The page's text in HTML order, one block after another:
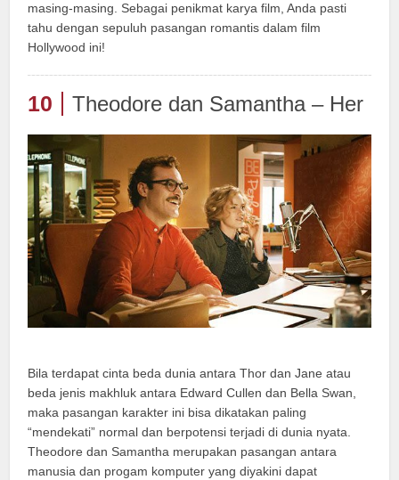
masing-masing. Sebagai penikmat karya film, Anda pasti
tahu dengan sepuluh pasangan romantis dalam film
Hollywood ini!
10 Theodore dan Samantha – Her
Bila terdapat cinta beda dunia antara Thor dan Jane atau
beda jenis makhluk antara Edward Cullen dan Bella Swan,
maka pasangan karakter ini bisa dikatakan paling
“mendekati” normal dan berpotensi terjadi di dunia nyata.
Theodore dan Samantha merupakan pasangan antara
manusia dan progam komputer yang diyakini dapat